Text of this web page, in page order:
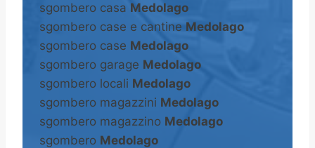
sgombero casa Medolago
sgombero case e cantine Medolago
sgombero case Medolago
sgombero garage Medolago
sgombero locali Medolago
sgombero magazzini Medolago
sgombero magazzino Medolago
sgombero Medolago